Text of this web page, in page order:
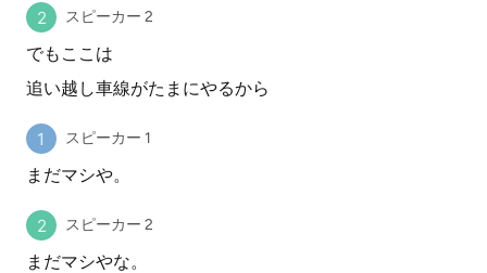
スピーカー 2
でもここは
追い越し車線がたまにやるから
スピーカー 1
まだマシや。
スピーカー 2
まだマシやな。